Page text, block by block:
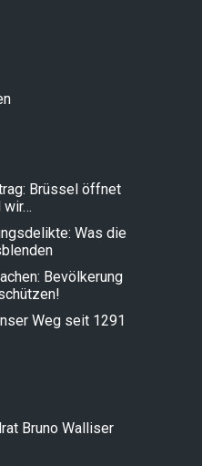
Brüssel öffnet
wir…
Was die
Bevölkerung
Weg seit 1291
Bruno Walliser